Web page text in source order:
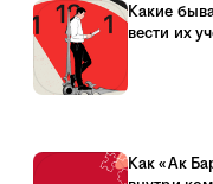
Какие
вести их
Как «Ак